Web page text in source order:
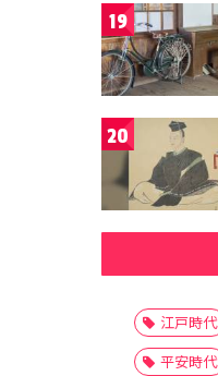
19
20
江戸時代
平安時代